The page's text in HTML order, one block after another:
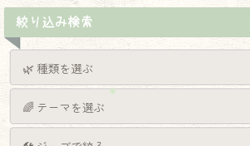
絞り込み検索